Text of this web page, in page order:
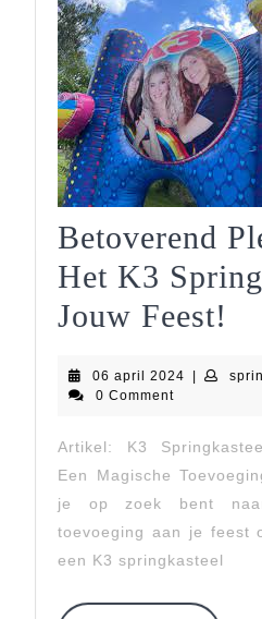
Betoverend
Het K3
Jouw Feest!
06 april 2024 06
0 Comment
Artikel: K3
Een Magische
je op zoek bent
toevoeging aan je feest
een K3 springkasteel